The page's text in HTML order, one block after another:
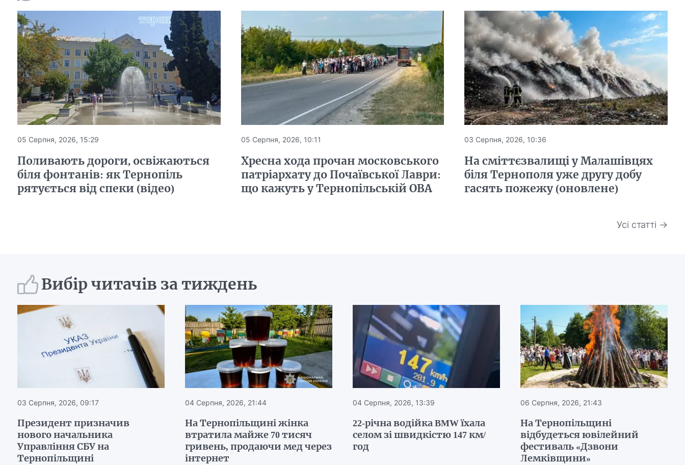
05 Серпня, 2026, 15:29
Поливають дороги, освіжаються
біля фонтанів: як Тернопіль
рятується від спеки (відео)
05 Серпня, 2026, 10:11
Хресна хода прочан московського
патріархату до Почаївської Лаври:
що кажуть у Тернопільській ОВА
03 Серпня, 2026, 10:36
На сміттєзвалищі у Малашівцях
біля Тернополя уже другу добу
гасять пожежу (оновлене)
Усі статті →
Вибір читачів за тиждень
03 Серпня, 2026, 09:17
Президент призначив
нового начальника
Управління СБУ на
Тернопільщині
04 Серпня, 2026, 21:44
На Тернопільщині жінка
втратила майже 70 тисяч
гривень, продаючи мед через
інтернет
04 Серпня, 2026, 13:39
22-річна водійка BMW їхала
селом зі швидкістю 147 км/
год
06 Серпня, 2026, 21:43
На Тернопільщині
відбудеться ювілейний
фестиваль «Дзвони
Лемківщини»